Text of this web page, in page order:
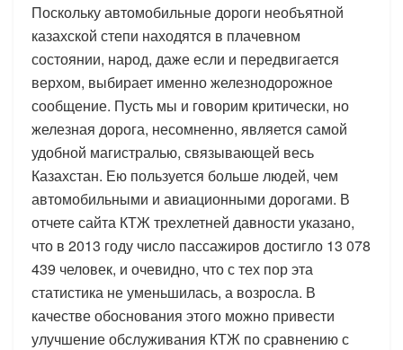
Поскольку автомобильные дороги необъятной
казахской степи находятся в плачевном
состоянии, народ, даже если и передвигается
верхом, выбирает именно железнодорожное
сообщение. Пусть мы и говорим критически, но
железная дорога, несомненно, является самой
удобной магистралью, связывающей весь
Казахстан. Ею пользуется больше людей, чем
автомобильными и авиационными дорогами. В
отчете сайта КТЖ трехлетней давности указано,
что в 2013 году число пассажиров достигло 13 078
439 человек, и очевидно, что с тех пор эта
статистика не уменьшилась, а возросла. В
качестве обоснования этого можно привести
улучшение обслуживания КТЖ по сравнению с